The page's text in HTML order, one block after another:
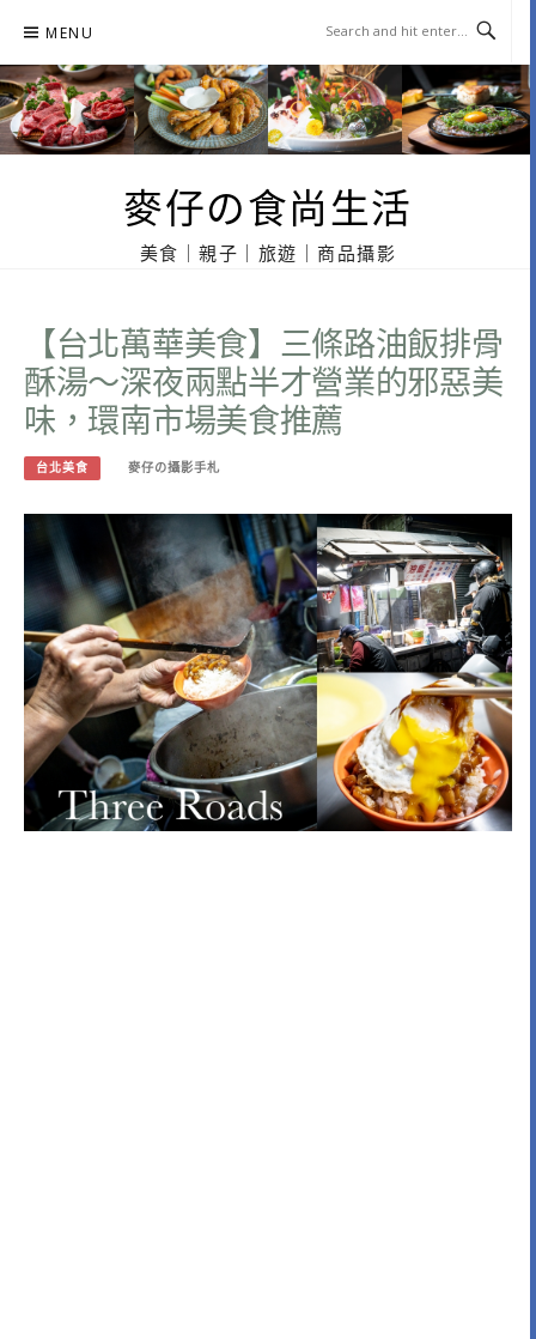
content
MENU
麥仔の食尚生活
美食｜親子｜旅遊｜商品攝影
【台北萬華美食】三條路油飯排骨
酥湯～深夜兩點半才營業的邪惡美
味，環南市場美食推薦
台北美食 麥仔の攝影手札